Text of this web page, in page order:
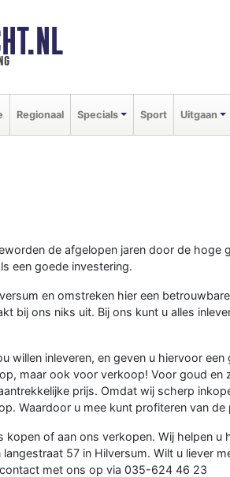
Regionaal Specials Sport Uitgaan
de afgelopen jaren door de hoge
een goede investering.
en omstreken hier een
bij ons niks uit. Bij ons kunt u alles
willen inleveren, en geven u hiervoor een
maar ook voor verkoop! Voor goud en
prijs. Omdat wij scherp
Waardoor u mee kunt profiteren van de
of aan ons verkopen. Wij helpen u
57 in Hilversum. Wilt u liever
met ons op via 035-624 46 23